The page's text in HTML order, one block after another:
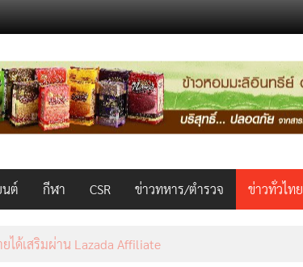
นต์ กีฬา CSR ข่าวทหาร/ตำรวจ ข่าวทั่วไทย
ได้เสริมผ่าน Lazada Affiliate